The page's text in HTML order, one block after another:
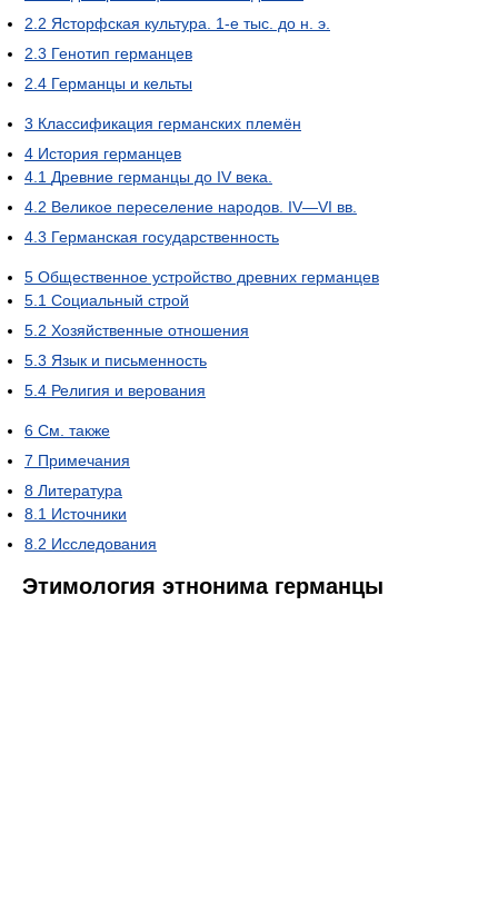
2.2 Ясторфская культура. 1-е тыс. до н. э.
2.3 Генотип германцев
2.4 Германцы и кельты
3 Классификация германских племён
4 История германцев
4.1 Древние германцы до IV века.
4.2 Великое переселение народов. IV—VI вв.
4.3 Германская государственность
5 Общественное устройство древних германцев
5.1 Социальный строй
5.2 Хозяйственные отношения
5.3 Язык и письменность
5.4 Религия и верования
6 См. также
7 Примечания
8 Литература
8.1 Источники
8.2 Исследования
Этимология этнонима германцы